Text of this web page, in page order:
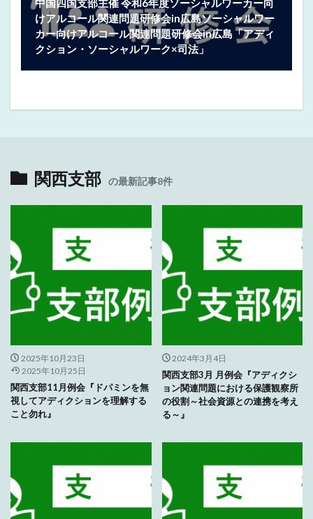
けアルコール関連問題研修会in広島ソーシャルワー
カー向けアルコール関連問題研修会in広島「アディ
クション・ソーシャルワーク×司法」
関西支部 の最新記事8件
2025年10月23日
2025年10月25日
関西支部11月例会『ドパミンを無
視してアディクションを理解する
こと勿れ』
2024年3月4日
関西支部3月 月例会『アディクシ
ョン関連問題における保護観察所
の役割～社会資源との連携を考え
る～』